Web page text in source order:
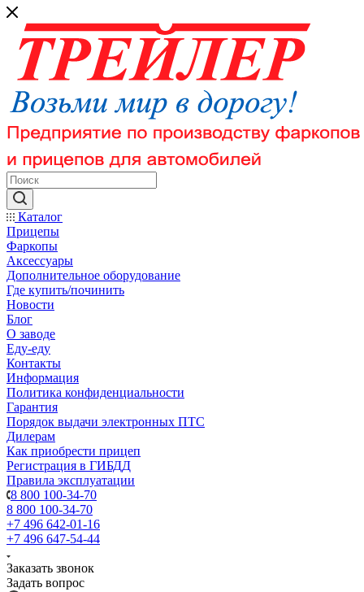
Каталог
Прицепы
Фаркопы
Аксессуары
Дополнительное оборудование
Где купить/починить
Новости
Блог
О заводе
Еду-еду
Контакты
Информация
Политика конфиденциальности
Гарантия
Порядок выдачи электронных ПТС
Дилерам
Как приобрести прицеп
Регистрация в ГИБДД
Правила эксплуатации
8 800 100-34-70
8 800 100-34-70
+7 496 642-01-16
+7 496 647-54-44
Заказать звонок
Задать вопрос